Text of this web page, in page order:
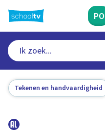
naar
hoofdinhoud
PO
Tekenen en handvaardigheid